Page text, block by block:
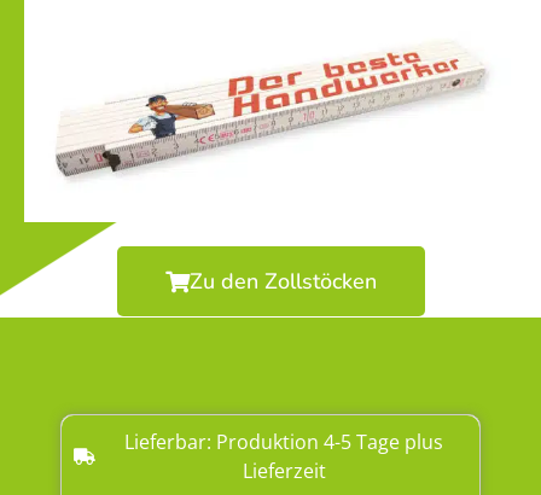
Zu den Zollstöcken
Lieferbar: Produktion 4-5 Tage plus
Lieferzeit